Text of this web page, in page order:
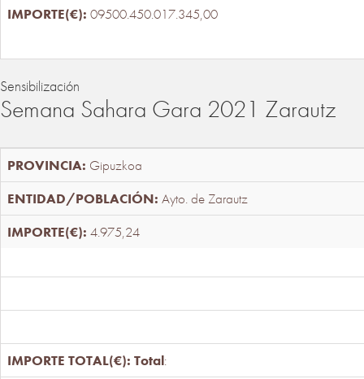
09500.450.017.345,00
Sensibilización
Semana Sahara Gara 2021 Zarautz
Gipuzkoa
Ayto. de Zarautz
4.975,24
Total: